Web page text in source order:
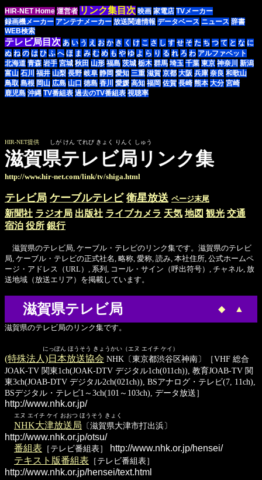
HIR-NET Home 運営者 リンク集目次 映画 家電店 TVメーカー
録画機メーカー アンテナメーカー 放送関連情報 データベース ニュース 辞書
WEB検索
テレビ局目次 あ い う え お か き く け こ さ し す せ そ た ち つ て と な に
ぬ ね の は ひ ふ へ ほ ま み む め も や ゆ よ ら り る れ ろ わ アルファベット
北海道 青森 岩手 宮城 秋田 山形 福島 茨城 栃木 群馬 埼玉 千葉 東京 神奈川 新潟
富山 石川 福井 山梨 長野 岐阜 静岡 愛知 三重 滋賀 京都 大阪 兵庫 奈良 和歌山
鳥取 島根 岡山 広島 山口 徳島 香川 愛媛 高知 福岡 佐賀 長崎 熊本 大分 宮崎
鹿児島 沖縄 TV番組表 過去のTV番組表 視聴率
HIR-NET提供 しが けん てれび きょく りんく しゅう
滋賀県テレビ局リンク集
http://www.hir-net.com/link/tv/shiga.html
テレビ局 ケーブルテレビ 衛星放送 ページ末尾
新聞社 ラジオ局 出版社 ライブカメラ 天気 地図 観光 交通
宿泊 役所 銀行
滋賀県のテレビ局, ケーブル・テレビのリンク集です。滋賀県のテレビ
局, ケーブル・テレビの正式社名, 略称, 愛称, 読み, 本社住所, 公式ホームペ
ージ・アドレス（URL）, 系列, コール・サイン（呼出符号）, チャネル, 放
送地域（放送エリア）を掲載しています。
滋賀県テレビ局 ◆ ▲
滋賀県のテレビ局のリンク集です。
にっぽん ほうそう きょうかい（エヌ エイチ ケイ）
(特殊法人)日本放送協会 NHK〔東京都渋谷区神南〕［VHF 総合
JOAK-TV 関東1ch(JOAK-DTV デジタル1ch(011ch)), 教育JOAB-TV 関
東3ch(JOAB-DTV デジタル2ch(021ch)), BSアナログ・テレビ(7, 11ch),
BSデジタル・テレビ1～3ch(101～103ch), データ放送］
http://www.nhk.or.jp/
エヌ エイチ ケイ おおつ ほうそう きょく
NHK大津放送局 〔滋賀県大津市打出浜〕
http://www.nhk.or.jp/otsu/
番組表 ［テレビ番組表］
http://www.nhk.or.jp/hensei/
テキスト版番組表 ［テレビ番組表］
http://www.nhk.or.jp/hensei/text.html